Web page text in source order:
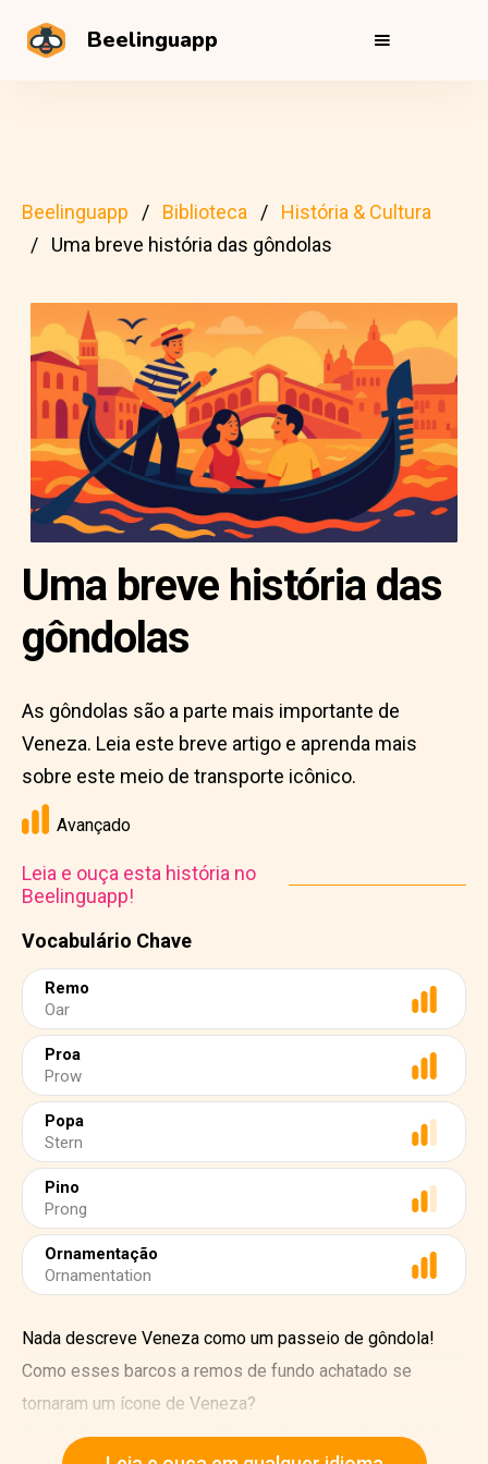
Beelinguapp
Beelinguapp Biblioteca
História & Cultura
Uma breve história das gôndolas
Vocabulário Chave
Remo
Oar
Proa
Prow
Popa
Stern
Pino
Prong
Ornamentação
Ornamentation
Uma breve história das
gôndolas
As gôndolas são a parte mais importante de
Veneza. Leia este breve artigo e aprenda mais
sobre este meio de transporte icônico.
Avançado
Leia e ouça esta história no
Beelinguapp!
Nada descreve Veneza como um passeio de gôndola!
Como esses barcos a remos de fundo achatado se
tornaram um ícone de Veneza?
As gôndolas existem em Veneza desde o século 11. No